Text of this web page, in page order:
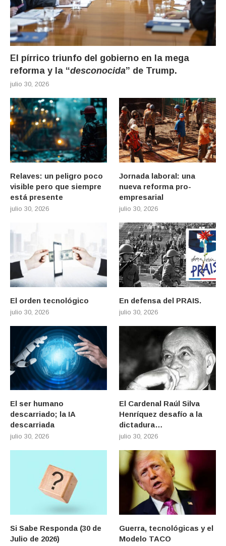
El pírrico triunfo del gobierno en la mega
reforma y la “desconocida” de Trump.
julio 30, 2026
Relaves: un peligro poco
visible pero que siempre
está presente
julio 30, 2026
Jornada laboral: una
nueva reforma pro-
empresarial
julio 30, 2026
El orden tecnológico
julio 30, 2026
En defensa del PRAIS.
julio 30, 2026
El ser humano
descarriado; la IA
descarriada
julio 30, 2026
El Cardenal Raúl Silva
Henríquez desafío a la
dictadura…
julio 30, 2026
Si Sabe Responda (30 de
Julio de 2026)
Guerra, tecnológicas y el
Modelo TACO